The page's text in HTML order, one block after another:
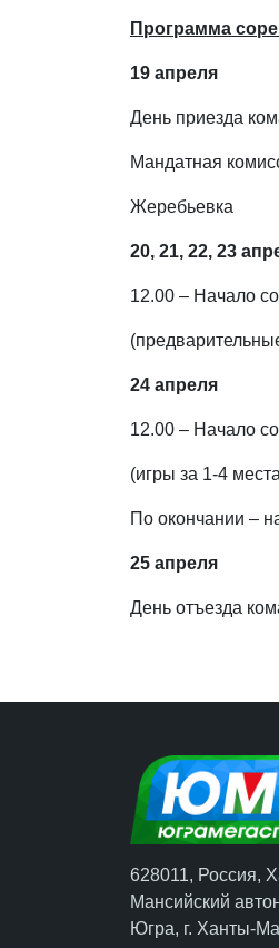
Программа
19 апреля
День приезда
Мандатная
Жеребьевка
20, 21, 22, 23
12.00 – Начало
24 апреля
12.00 – Начало
(игры за 1-4
По окончании –
25 апреля
День отъезда
628011, Россия,
Мансийский
Югра, г. Ханты-